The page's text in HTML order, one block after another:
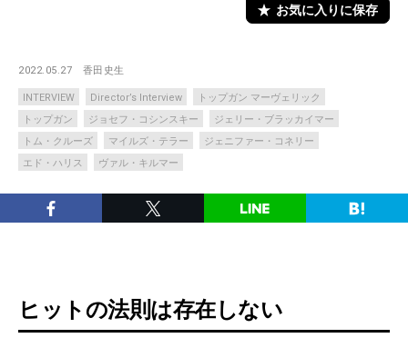
お気に入りに保存
2022.05.27 香田史生
INTERVIEW Director’s Interview
トップガン マーヴェリック
トップガン
ジョセフ・コシンスキー
ジェリー・ブラッカイマー
トム・クルーズ
マイルズ・テラー
ジェニファー・コネリー
エド・ハリス
ヴァル・キルマー
ヒットの法則は存在しない